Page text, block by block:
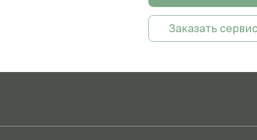
Заказать сервис